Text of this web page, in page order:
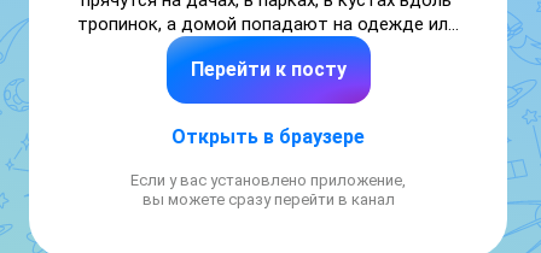
тропинок, а домой попадают на одежде или
на шерсти питомца.
Укус легко пропустить, поэтому важно
его, пока едете в травмпункт или
Перейти к посту
Открыть в браузере
Если у вас установлено приложение,
вы можете сразу перейти в канал